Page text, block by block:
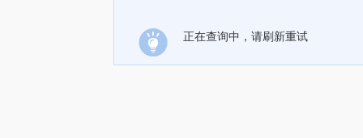
正在查询中，请刷新重试